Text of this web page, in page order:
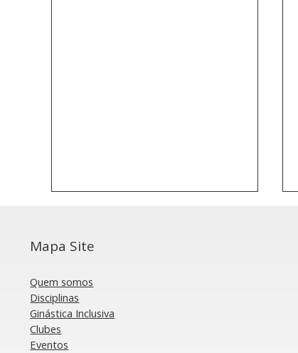
Quem somos
Disciplinas
Ginástica Inclusiva
Clubes
Eventos
Mapa Site